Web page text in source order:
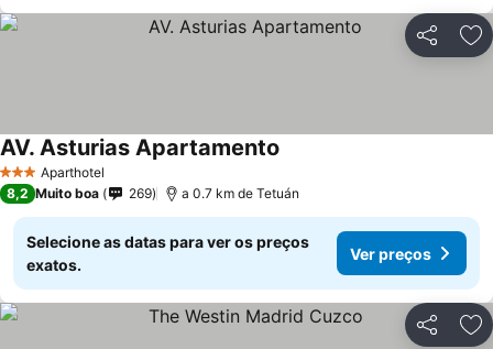
Partilhar
3 EstrelasAparthotel
AV. Asturias Apartamento
8,2 Muito boa 269 a 0.7 km de Tetuán
Selecione as datas para ver os preços
exatos.
Ver preços
Partilhar